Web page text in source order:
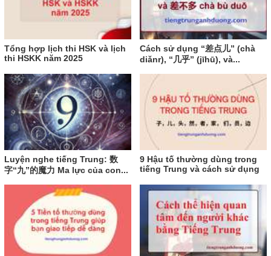
Tổng hợp lịch thi HSK và lịch
thi HSKK năm 2025
Cách sử dụng “差点儿” (chà
diǎnr), “几乎” (jīhū), và...
Luyện nghe tiếng Trung: 数
字“九”的魔力 Ma lực của con...
9 Hậu tố thường dùng trong
tiếng Trung và cách sử dụng